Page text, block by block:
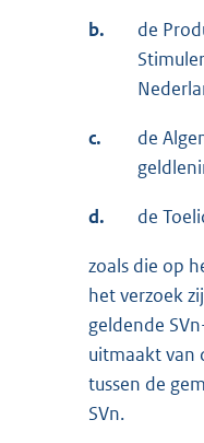
b.
de
c.
de
d. de
zoals die op
het verzoek
geldende
uitmaakt van
tussen de
SVn.